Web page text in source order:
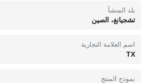
بلد المنشأ
تشجيانغ، الصين
اسم العلامة التجارية
TX
نموذج المنتج